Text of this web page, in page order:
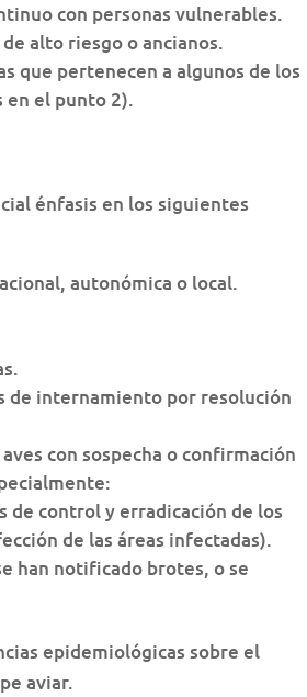
con personas vulnerables.
alto riesgo o ancianos.
que pertenecen a algunos de los
en el punto 2).
énfasis en los siguientes
autonómica o local.
de internamiento por resolución
con sospecha o confirmación
de control y erradicación de los
de las áreas infectadas).
han notificado brotes, o se
epidemiológicas sobre el
aviar.